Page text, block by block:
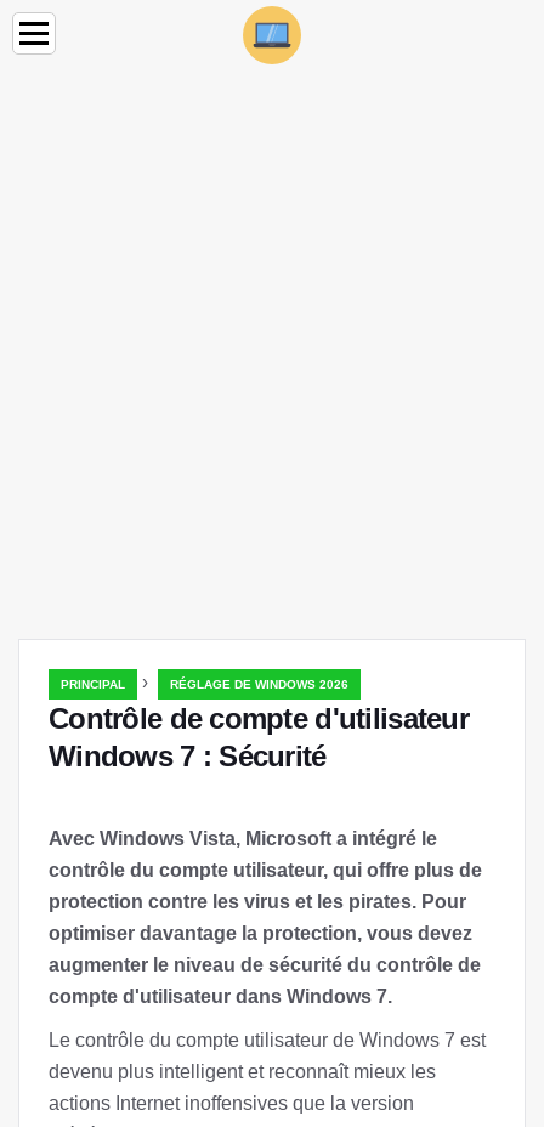
PRINCIPAL › RÉGLAGE DE WINDOWS 2026
Contrôle de compte d'utilisateur
Windows 7 : Sécurité
Avec Windows Vista, Microsoft a intégré le
contrôle du compte utilisateur, qui offre plus de
protection contre les virus et les pirates. Pour
optimiser davantage la protection, vous devez
augmenter le niveau de sécurité du contrôle de
compte d'utilisateur dans Windows 7.
Le contrôle du compte utilisateur de Windows 7 est
devenu plus intelligent et reconnaît mieux les
actions Internet inoffensives que la version